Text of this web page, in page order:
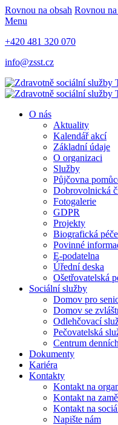
Rovnou na obsah Rovnou na
Menu
+420 481 320 070
info@zsst.cz
O nás
Aktuality
Kalendář akcí
Základní údaje
O organizaci
Služby
Půjčovna
Dobrovolnická
Fotogalerie
GDPR
Projekty
Biografická péče
Povinné
E-podatelna
Úřední deska
Ošetřovatelská
Sociální služby
Domov pro
Domov se
Odlehčovací
Pečovatelská
Centrum
Dokumenty
Kariéra
Kontakty
Kontakt na
Kontakt na
Kontakt na
Napište nám